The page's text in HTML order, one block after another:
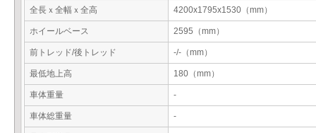
全長ｘ全幅ｘ全高 4200x1795x1530（mm）
ホイールベース 2595（mm）
前トレッド/後トレッド -/-（mm）
最低地上高 180（mm）
車体重量 -
車体総重量 -